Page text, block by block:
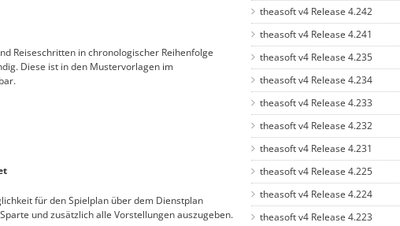
Reiseschritten in chronologischer Reihenfolge
Diese ist in den Mustervorlagen im
für den Spielplan über dem Dienstplan
und zusätzlich alle Vorstellungen auszugeben.
theasoft v4 Release 4.242
theasoft v4 Release 4.241
theasoft v4 Release 4.235
theasoft v4 Release 4.234
theasoft v4 Release 4.233
theasoft v4 Release 4.232
theasoft v4 Release 4.231
theasoft v4 Release 4.225
theasoft v4 Release 4.224
theasoft v4 Release 4.223